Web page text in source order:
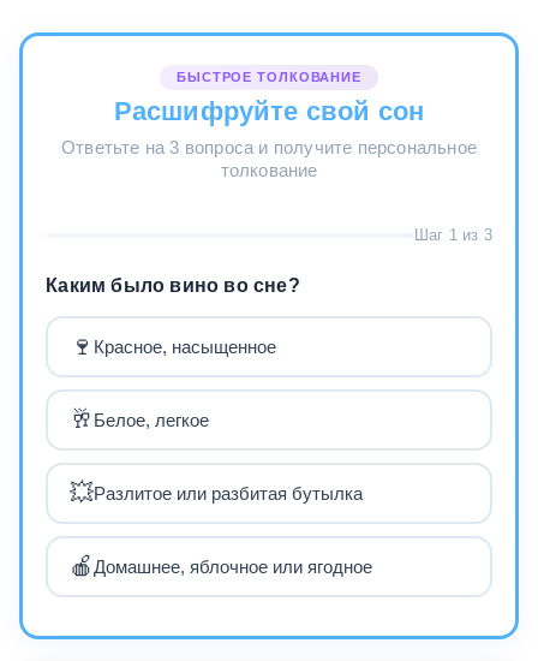
БЫСТРОЕ ТОЛКОВАНИЕ
Расшифруйте свой сон
Ответьте на 3 вопроса и получите персональное
толкование
Шаг 1 из 3
Каким было вино во сне?
🍷 Красное, насыщенное
🥂 Белое, легкое
💥Разлитое или разбитая бутылка
🍎Домашнее, яблочное или ягодное